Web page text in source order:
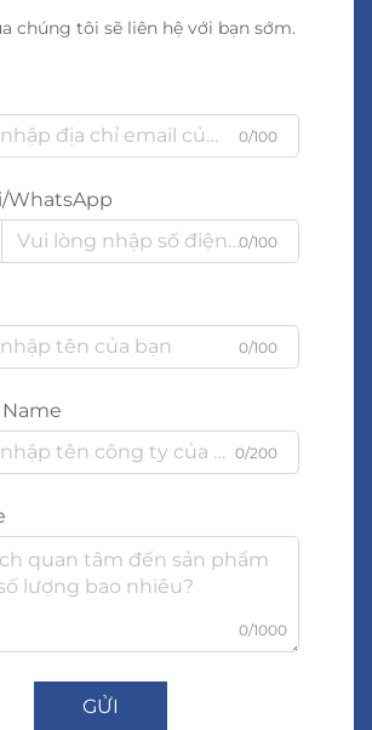
chúng tôi sẽ liên hệ với bạn sớm.
0/100
WhatsApp
0/100
0/100
0/200
0/1000
GỬI